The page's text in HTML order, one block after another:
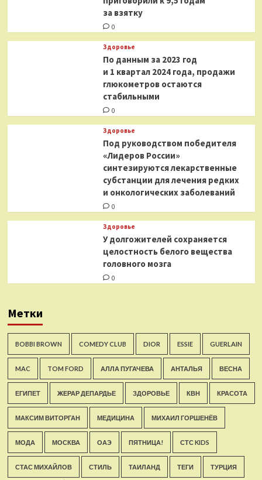
за взятку
0
Здоровье
По данным за 2023 год
и 1 квартал 2024 года, продажи
глюкометров остаются
стабильными
0
Здоровье
Под руководством победителя
«Лидеров России»
синтезируются лекарственные
субстанции для лечения редких
и онкологических заболеваний
0
Здоровье
У долгожителей сохраняется
целостность белого вещества
головного мозга
0
Метки
BOBBI BROWN COMEDY CLUB DIOR ESSIE GUERLAIN
MAC TOM FORD АЛЛА ПУГАЧЕВА АНТАЛЬЯ ВЕСНА
ЕГИПЕТ ЖЕРАР ДЕПАРДЬЕ ЗДОРОВЬЕ КВН КРАСОТА
МАКСИМ ВИТОРГАН МЕДИЦИНА МИХАИЛ ГОРШЕНЁВ
МОДА МОСКВА ОАЭ ПЯТНИЦА! СТС KIDS
СТАС МИХАЙЛОВ СТИЛЬ ТАИЛАНД ТЕГИ ТУРЦИЯ